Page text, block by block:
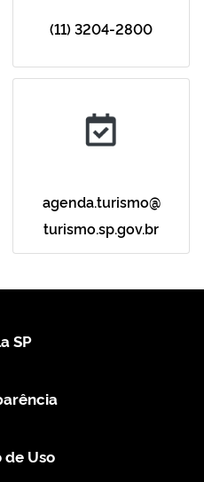
(11) 3204-2800
agenda.turismo@
turismo.sp.gov.br
SP
de Uso